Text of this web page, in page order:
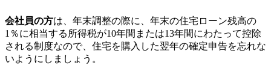
会社員の方は、年末調整の際に、年末の住宅ローン残高の
1％に相当する所得税が10年間または13年間にわたって控除
される制度なので、住宅を購入した翌年の確定申告を忘れな
いようにしましょう。